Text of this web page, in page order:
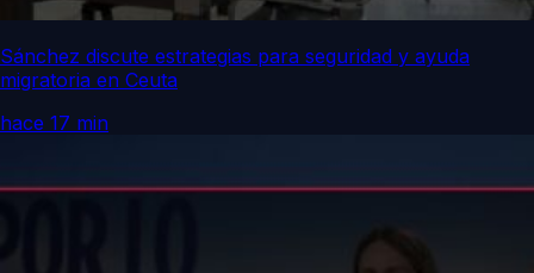
Sánchez discute estrategias para seguridad y ayuda
migratoria en Ceuta
hace 17 min